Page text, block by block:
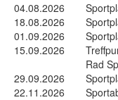
04.08.2026
18.08.2026
01.09.2026
15.09.2026
Rad
29.09.2026
22.11.2026